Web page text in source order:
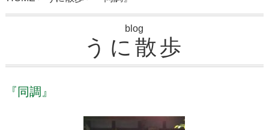
blog
うに散歩
『同調』